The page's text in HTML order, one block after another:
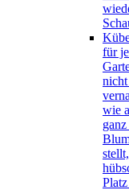
für
nicht
wie